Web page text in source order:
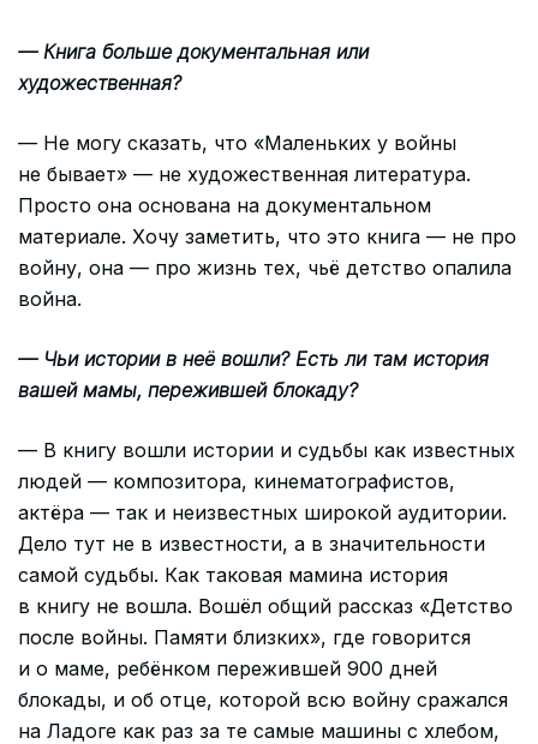
— Книга больше документальная или
художественная?
— Не могу сказать, что «Маленьких у войны
не бывает» — не художественная литература.
Просто она основана на документальном
материале. Хочу заметить, что это книга — не про
войну, она — про жизнь тех, чьё детство опалила
война.
— Чьи истории в неё вошли? Есть ли там история
вашей мамы, пережившей блокаду?
— В книгу вошли истории и судьбы как известных
людей — композитора, кинематографистов,
актёра — так и неизвестных широкой аудитории.
Дело тут не в известности, а в значительности
самой судьбы. Как таковая мамина история
в книгу не вошла. Вошёл общий рассказ «Детство
после войны. Памяти близких», где говорится
и о маме, ребёнком пережившей 900 дней
блокады, и об отце, которой всю войну сражался
на Ладоге как раз за те самые машины с хлебом,